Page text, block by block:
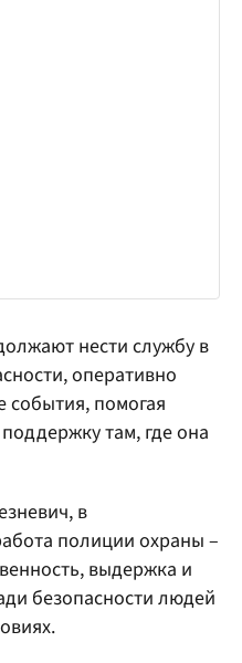
нести службу в
оперативно
события, помогая
там, где она
в
полиции охраны –
выдержка и
безопасности людей